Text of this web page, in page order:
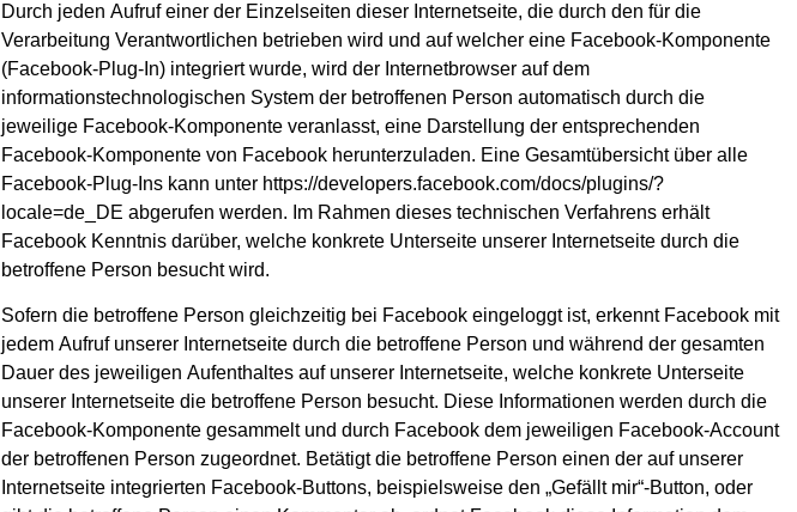
Durch jeden Aufruf einer der Einzelseiten dieser Internetseite, die durch den für die
Verarbeitung Verantwortlichen betrieben wird und auf welcher eine Facebook-Komponente
(Facebook-Plug-In) integriert wurde, wird der Internetbrowser auf dem
informationstechnologischen System der betroffenen Person automatisch durch die
jeweilige Facebook-Komponente veranlasst, eine Darstellung der entsprechenden
Facebook-Komponente von Facebook herunterzuladen. Eine Gesamtübersicht über alle
Facebook-Plug-Ins kann unter https://developers.facebook.com/docs/plugins/?
locale=de_DE abgerufen werden. Im Rahmen dieses technischen Verfahrens erhält
Facebook Kenntnis darüber, welche konkrete Unterseite unserer Internetseite durch die
betroffene Person besucht wird.
Sofern die betroffene Person gleichzeitig bei Facebook eingeloggt ist, erkennt Facebook mit
jedem Aufruf unserer Internetseite durch die betroffene Person und während der gesamten
Dauer des jeweiligen Aufenthaltes auf unserer Internetseite, welche konkrete Unterseite
unserer Internetseite die betroffene Person besucht. Diese Informationen werden durch die
Facebook-Komponente gesammelt und durch Facebook dem jeweiligen Facebook-Account
der betroffenen Person zugeordnet. Betätigt die betroffene Person einen der auf unserer
Internetseite integrierten Facebook-Buttons, beispielsweise den „Gefällt mir“-Button, oder